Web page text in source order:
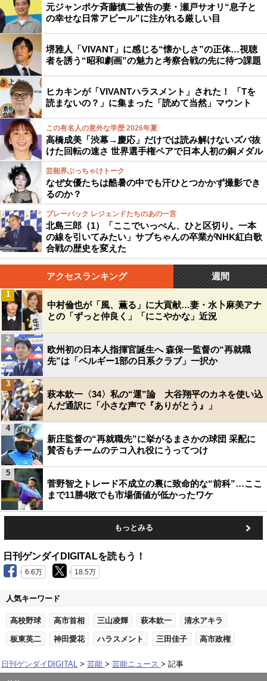
元ジャンポケ斉藤慎二被告の妻・瀬戸サオリ“息子と
の幸せな日常アピール”に注がれる厳しい目
堺雅人「VIVANT」に感じる“懐かしさ”の正体…視聴
者を誘う“昭和劇画”の魅力と考察合戦の先に待つ課題
ヒカキンが「VIVANTハラスメント」された！ 「Tを
読まないの？」に集まった「読めて当然」マウント
この有名人の意外な学歴 2026年夏
高橋成美「渋幕→慶応」だけでは読み解けないズバ抜
けた回転の速さ 世界選手権ペアで日本人初の銅メダル
芸能界ぶっちゃけトーク
なぜ女優たちは酷暑の中でも汗ひとつかかず撮影でき
るのか？
プレーバック レジェンドたちのあの一言
北島三郎（1）「ここでいっぺん、ひと区切り。一本
の線を引いてみたい」サブちゃんの卒業がNHK紅白歌
合戦の歴史を変えた
アクセスランキング 週間
中村倫也が「風、薫る」に大貢献…妻・水卜麻美アナ
との「ずっと仲良く」「にこやかな」近況
1
欧州初の日本人指揮官誕生へ 森保一監督の“再就職
先”は「ベルギー1部の日系クラブ」一択か
2
萩本欽一〈34〉私の“運”論 大谷翔平のカネを使い込
んだ通訳に「小さな声で『ありがとう』」
3
新庄監督の“再就職先”に挙がるまさかの球団 采配に
賛否もチームのテコ入れ役にうってつけ
4
菅野智之トレード不成立の裏に致命的な“前科”…ここ
まで11勝4敗でも市場価値が低かったワケ
5
もっとみる
日刊ゲンダイDIGITALを読もう！
6.6万 18.5万
人気キーワード
高校野球 高市首相 三山凌輝 萩本欽一 清水アキラ
板東英二 神田愛花 ハラスメント 三田佳子 高市政権
日刊ゲンダイDIGITAL 芸能 芸能ニュース 記事